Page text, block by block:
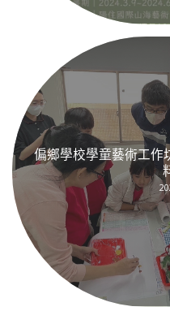
偏鄉學校學童藝術工作